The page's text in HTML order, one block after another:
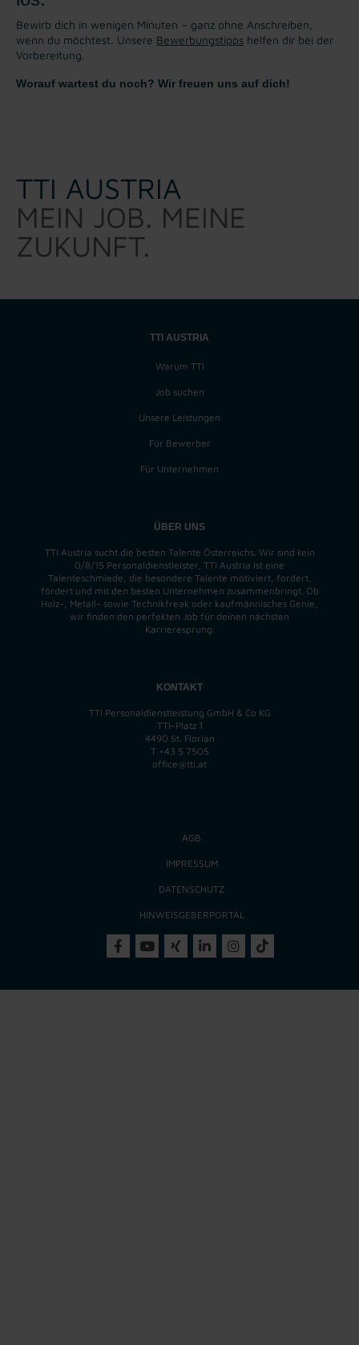
Bewirb dich in wenigen Minuten – ganz ohne Anschreiben,
wenn du möchtest. Unsere Bewerbungstipps helfen dir bei der
Vorbereitung.
Worauf wartest du noch? Wir freuen uns auf dich!
TTI AUSTRIA
MEIN JOB. MEINE
ZUKUNFT.
TTI AUSTRIA
Warum TTI
Job suchen
Unsere Leistungen
Für Bewerber
Für Unternehmen
ÜBER UNS
TTI Austria sucht die besten Talente Österreichs. Wir sind kein
0/8/15 Personaldienstleister, TTI Austria ist eine
Talenteschmiede, die besondere Talente motiviert, fordert,
fördert und mit den besten Unternehmen zusammenbringt. Ob
Holz-, Metall- sowie Technikfreak oder kaufmännisches Genie,
wir finden den perfekten Job für deinen nächsten
Karrieresprung.
KONTAKT
TTI Personaldienstleistung GmbH & Co KG
TTI-Platz 1
4490 St. Florian
T +43 5 7505
office@tti.at
AGB
IMPRESSUM
DATENSCHUTZ
HINWEISGEBERPORTAL